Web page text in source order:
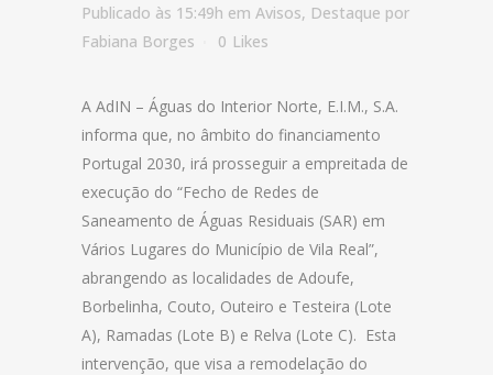
Publicado às 15:49h em Avisos, Destaque por
Fabiana Borges
0 Likes
A AdIN – Águas do Interior Norte, E.I.M., S.A.
informa que, no âmbito do financiamento
Portugal 2030, irá prosseguir a empreitada de
execução do “Fecho de Redes de
Saneamento de Águas Residuais (SAR) em
Vários Lugares do Município de Vila Real”,
abrangendo as localidades de Adoufe,
Borbelinha, Couto, Outeiro e Testeira (Lote
A), Ramadas (Lote B) e Relva (Lote C). Esta
intervenção, que visa a remodelação do